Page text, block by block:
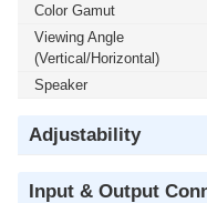
Color Gamut
Viewing Angle
(Vertical/Horizontal)
Speaker
Adjustability
Input & Output